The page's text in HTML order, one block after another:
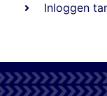
Inloggen